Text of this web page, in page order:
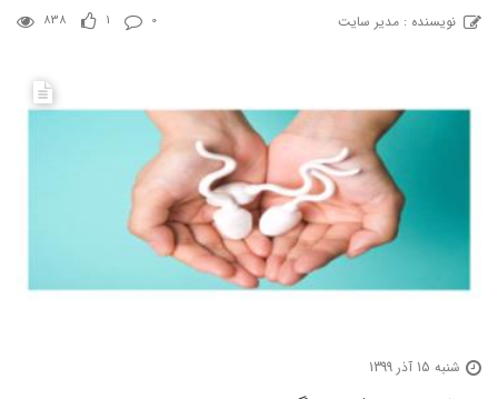
نویسنده : مدیر سایت 838 1 0
شنبه 15 آذر 1399